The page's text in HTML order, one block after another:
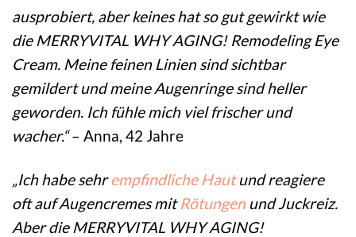
ausprobiert, aber keines hat so gut gewirkt wie
die MERRYVITAL WHY AGING! Remodeling Eye
Cream. Meine feinen Linien sind sichtbar
gemildert und meine Augenringe sind heller
geworden. Ich fühle mich viel frischer und
wacher.“– Anna, 42 Jahre
„Ich habe sehrempfindliche Hautund reagiere
oft auf Augencremes mitRötungen und Juckreiz.
Aber die MERRYVITAL WHY AGING!